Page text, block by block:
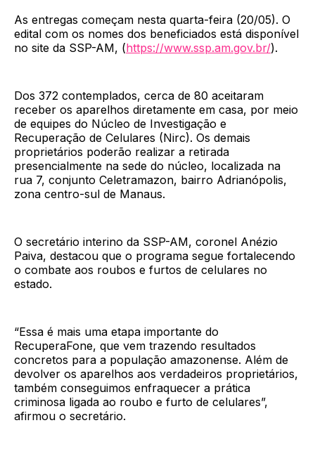
As entregas começam nesta quarta-feira (20/05). O
edital com os nomes dos beneficiados está disponível
no site da SSP-AM, (https://www.ssp.am.gov.br/).
Dos 372 contemplados, cerca de 80 aceitaram
receber os aparelhos diretamente em casa, por meio
de equipes do Núcleo de Investigação e
Recuperação de Celulares (Nirc). Os demais
proprietários poderão realizar a retirada
presencialmente na sede do núcleo, localizada na
rua 7, conjunto Celetramazon, bairro Adrianópolis,
zona centro-sul de Manaus.
O secretário interino da SSP-AM, coronel Anézio
Paiva, destacou que o programa segue fortalecendo
o combate aos roubos e furtos de celulares no
estado.
“Essa é mais uma etapa importante do
RecuperaFone, que vem trazendo resultados
concretos para a população amazonense. Além de
devolver os aparelhos aos verdadeiros proprietários,
também conseguimos enfraquecer a prática
criminosa ligada ao roubo e furto de celulares”,
afirmou o secretário.